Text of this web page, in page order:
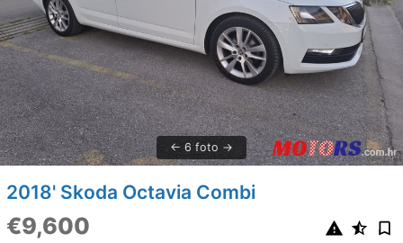
6 foto
2018' Skoda Octavia Combi
€9,600